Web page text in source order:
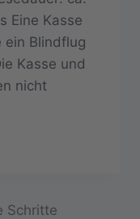
Eine Kasse
ein Blindflug
Kasse und
nicht
Schritte